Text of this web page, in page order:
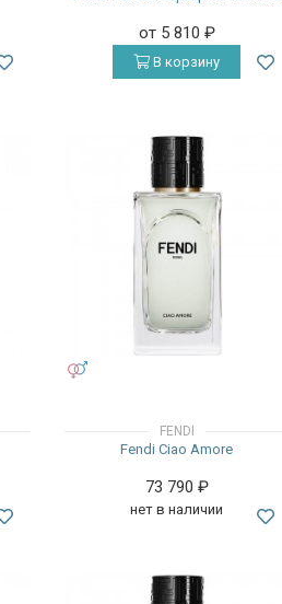
от 5 810 ₽
В корзину
FENDI
Fendi Ciao Amore
73 790 ₽
нет в наличии